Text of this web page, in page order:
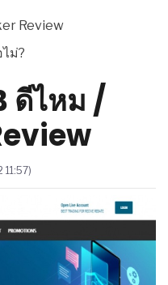
Review
ม่?
ดีไหม /
11:57)